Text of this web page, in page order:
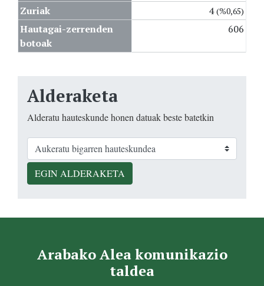
Zuriak 4(%0,65)
Hautagai-zerrenden
botoak
606
Alderaketa
Alderatu hauteskunde honen datuak beste batetkin
EGIN ALDERAKETA
Arabako Alea komunikazio
taldea